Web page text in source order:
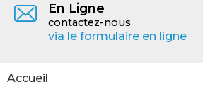
En Ligne
contactez-nous
via le formulaire en ligne
Vous
Accueil